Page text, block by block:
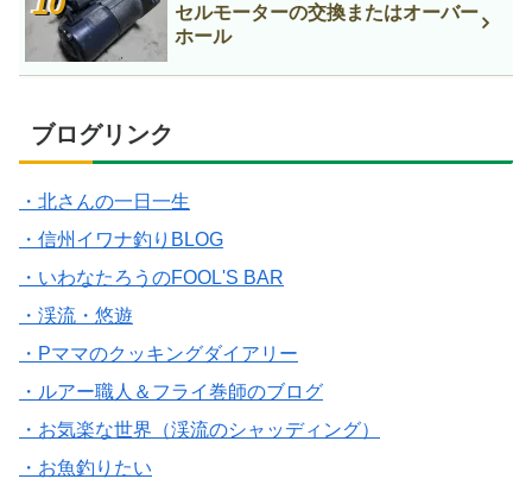
セルモーターの交換またはオーバー
ホール
ブログリンク
・北さんの一日一生
・信州イワナ釣りBLOG
・いわなたろうのFOOL'S BAR
・渓流・悠遊
・Pママのクッキングダイアリー
・ルアー職人＆フライ巻師のブログ
・お気楽な世界（渓流のシャッディング）
・お魚釣りたい